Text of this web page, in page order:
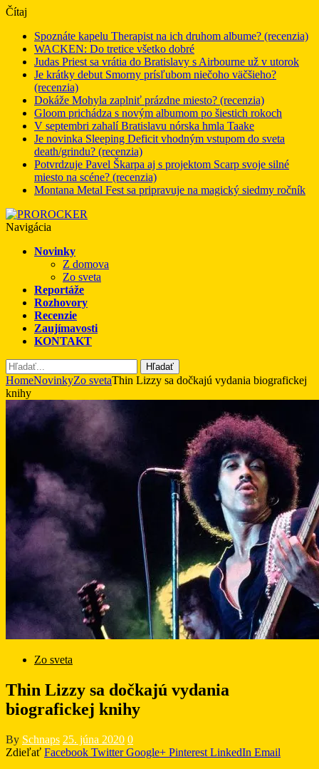
Čítaj
Spoznáte kapelu Therapist na ich druhom albume? (recenzia)
WACKEN: Do tretice všetko dobré
Judas Priest sa vrátia do Bratislavy s Airbourne už v utorok
Je krátky debut Smorny prísľubom niečoho väčšieho?
(recenzia)
Dokáže Mohyla zaplniť prázdne miesto? (recenzia)
Gloom prichádza s novým albumom po šiestich rokoch
V septembri zahalí Bratislavu nórska hmla Taake
Je novinka Sleeping Deficit vhodným vstupom do sveta
death/grindu? (recenzia)
Potvrdzuje Pavel Škarpa aj s projektom Scarp svoje silné
miesto na scéne? (recenzia)
Montana Metal Fest sa pripravuje na magický siedmy ročník
Navigácia
Novinky
Z domova
Zo sveta
Reportáže
Rozhovory
Recenzie
Zaujímavosti
KONTAKT
Hľadať
HomeNovinkyZo svetaThin Lizzy sa dočkajú vydania biografickej
knihy
Zo sveta
Thin Lizzy sa dočkajú vydania
biografickej knihy
By Schnaps 25. júna 2020 0
Zdieľať Facebook Twitter Google+ Pinterest LinkedIn Email